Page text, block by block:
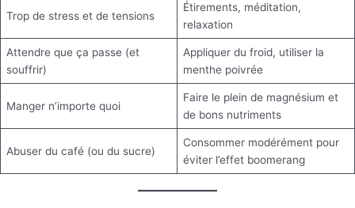
Trop de stress et de tensions
Étirements, méditation,
relaxation
Attendre que ça passe (et
souffrir)
Appliquer du froid, utiliser la
menthe poivrée
Manger n’importe quoi
Faire le plein de magnésium et
de bons nutriments
Abuser du café (ou du sucre)
Consommer modérément pour
éviter l’effet boomerang